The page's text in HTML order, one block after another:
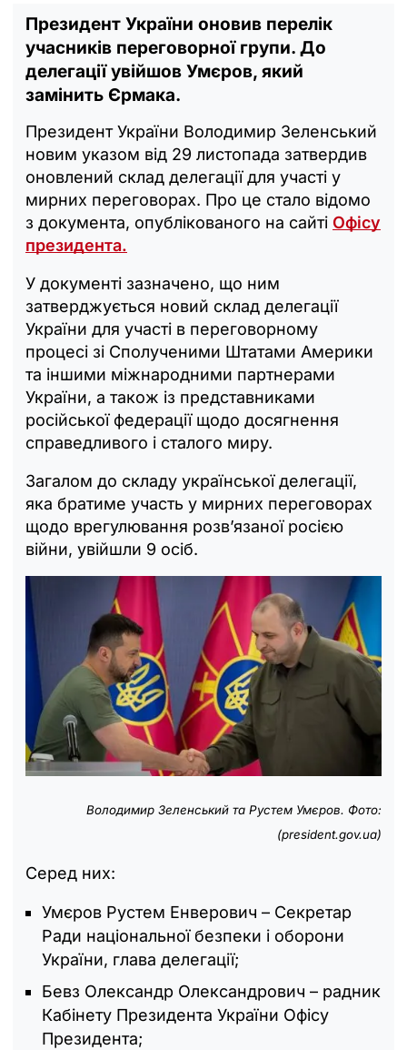
Президент України оновив перелік
учасників переговорної групи. До
делегації увійшов Умєров, який
замінить Єрмака.
Президент України Володимир Зеленський
новим указом від 29 листопада затвердив
оновлений склад делегації для участі у
мирних переговорах. Про це стало відомо
з документа, опублікованого на сайті Офісу
президента.
У документі зазначено, що ним
затверджується новий склад делегації
України для участі в переговорному
процесі зі Сполученими Штатами Америки
та іншими міжнародними партнерами
України, а також із представниками
російської федерації щодо досягнення
справедливого і сталого миру.
Загалом до складу української делегації,
яка братиме участь у мирних переговорах
щодо врегулювання розв’язаної росією
війни, увійшли 9 осіб.
Володимир Зеленський та Рустем Умєров. Фото:
(president.gov.ua)
Серед них:
Умєров Рустем Енверович – Секретар
Ради національної безпеки і оборони
України, глава делегації;
Бевз Олександр Олександрович – радник
Кабінету Президента України Офісу
Президента;